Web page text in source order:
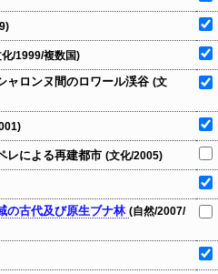
化/1999/複数国)
ャロンヌ間のロワール渓谷 (文
レによる再建都市 (文化/2005)
の古代及び原生ブナ林 (自然/2007/